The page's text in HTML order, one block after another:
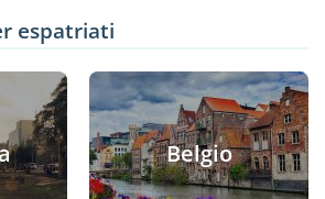
espatriati
Belgio